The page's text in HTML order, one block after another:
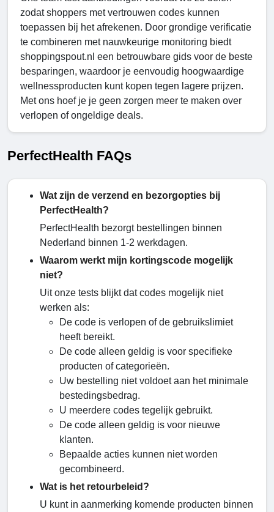
zodat shoppers met vertrouwen codes kunnen
toepassen bij het afrekenen. Door grondige verificatie
te combineren met nauwkeurige monitoring biedt
shoppingspout.nl een betrouwbare gids voor de beste
besparingen, waardoor je eenvoudig hoogwaardige
wellnessproducten kunt kopen tegen lagere prijzen.
Met ons hoef je je geen zorgen meer te maken over
verlopen of ongeldige deals.
PerfectHealth FAQs
Wat zijn de verzend en bezorgopties bij
PerfectHealth?
PerfectHealth bezorgt bestellingen binnen
Nederland binnen 1-2 werkdagen.
Waarom werkt mijn kortingscode mogelijk
niet?
Uit onze tests blijkt dat codes mogelijk niet
werken als:
De code is verlopen of de gebruikslimiet
heeft bereikt.
De code alleen geldig is voor specifieke
producten of categorieën.
Uw bestelling niet voldoet aan het minimale
bestedingsbedrag.
U meerdere codes tegelijk gebruikt.
De code alleen geldig is voor nieuwe
klanten.
Bepaalde acties kunnen niet worden
gecombineerd.
Wat is het retourbeleid?
U kunt in aanmerking komende producten binnen